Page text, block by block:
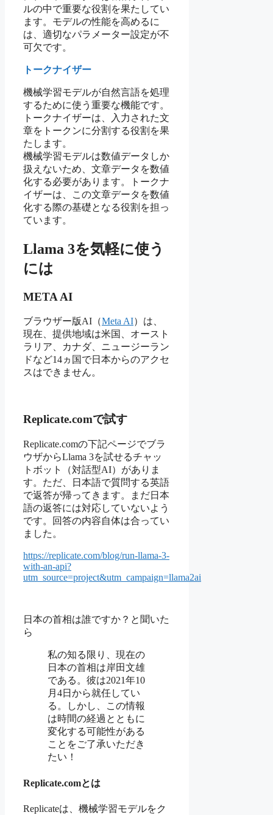
ルの中で重要な役割を果たしてい
ます。モデルの性能を高めるに
は、適切なパラメーター設定が不
可欠です。
トークナイザー
機械学習モデルが自然言語を処理
するために使う重要な機能です。
トークナイザーは、入力された文
章をトークンに分割する役割を果
たします。
機械学習モデルは数値データしか
扱えないため、文章データを数値
化する必要があります。トークナ
イザーは、この文章データを数値
化する際の基礎となる役割を担っ
ています。
Llama 3を気軽に使う
には
META AI
ブラウザー版AI（Meta AI）は、
現在、提供地域は米国、オースト
ラリア、カナダ、ニュージーラン
ドなど14ヵ国で日本からのアクセ
スはできません。
Replicate.comで試す
Replicate.comの下記ページでブラ
ウザからLlama 3を試せるチャッ
トボット（対話型AI）がありま
す。ただ、日本語で質問する英語
で返答が帰ってきます。まだ日本
語の返答には対応していないよう
です。回答の内容自体は合ってい
ました。
https://replicate.com/blog/run-llama-3-
with-an-api?
utm_source=project&utm_campaign=llama2ai
日本の首相は誰ですか？と聞いた
ら
私の知る限り、現在の
日本の首相は岸田文雄
である。彼は2021年10
月4日から就任してい
る。しかし、この情報
は時間の経過とともに
変化する可能性がある
ことをご了承いただき
たい！
Replicate.comとは
Replicateは、機械学習モデルをク